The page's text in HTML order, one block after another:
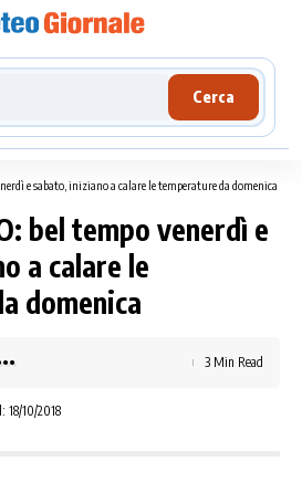
Cerca
e sabato, iniziano a calare le temperature da domenica
bel tempo venerdì e
a calare le
domenica
18/10/2018
3 Min Read